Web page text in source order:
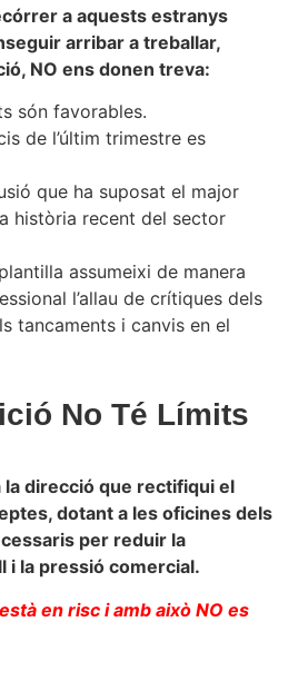
a aquests estranys
arribar a treballar,
NO ens donen treva:
són favorables.
de l’últim trimestre es
que ha suposat el major
història recent del sector
assumeixi de manera
l’allau de crítiques dels
tancaments i canvis en el
No Té Límits
la direcció que rectifiqui el
dotant a les oficines dels
per reduir la
i la pressió comercial.
en risc i amb això NO es